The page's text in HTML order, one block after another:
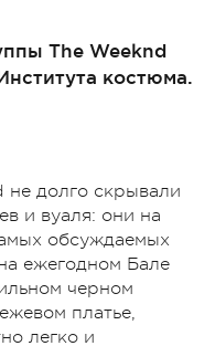
The Weeknd
костюма.
не долго скрывали
и вуаля: они на
обсуждаемых
ежегодном Бале
черном
платье,
легко и